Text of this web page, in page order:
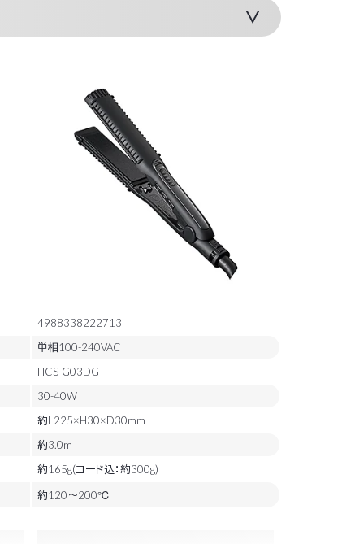
4988338222713
単相100-240VAC
HCS-G03DG
30-40W
約L225×H30×D30mm
約3.0m
約165g(コード込：約300g)
約120～200℃